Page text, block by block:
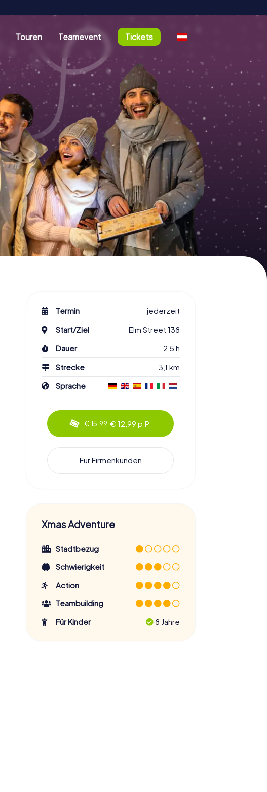
Touren Teamevent Tickets
Termin
jederzeit
Start/Ziel
Elm Street 138
Dauer
2,5 h
Strecke
3,1 km
Sprache
€ 15,99 € 12,99 p.P.
Für Firmenkunden
Xmas Adventure
Stadtbezug
Schwierigkeit
Action
Teambuilding
Für Kinder
8 Jahre